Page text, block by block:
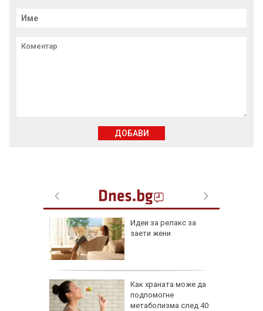
Идеи за релакс за
заети жени
Как храната може да
подпомогне
метаболизма след 40
ДОБАВИ